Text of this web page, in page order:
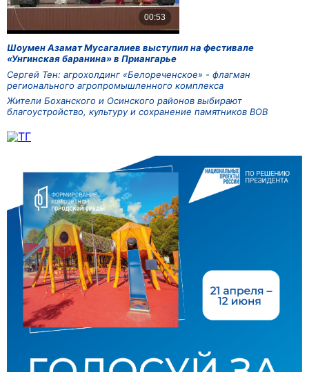
Шоумен Азамат Мусагалиев выступил на фестивале
«Унгинская баранина» в Приангарье
Сергей Тен: агрохолдинг «Белореченское» - флагман
регионального агропромышленного комплекса
Жители Боханского и Осинского районов выбирают
благоустройство, культуру и сохранение памятников ВОВ